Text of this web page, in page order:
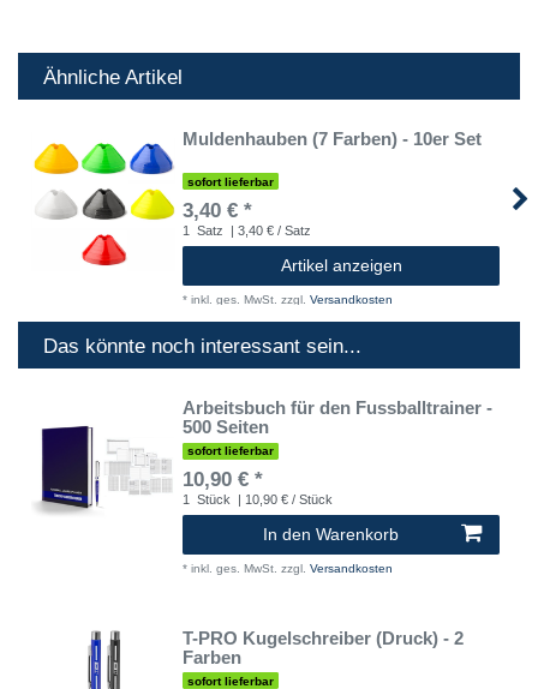
Ähnliche Artikel
Muldenhauben (7 Farben) - 10er Set
sofort lieferbar
3,40 € *
1 Satz | 3,40 € / Satz
Artikel anzeigen
* inkl. ges. MwSt. zzgl. Versandkosten
Das könnte noch interessant sein...
Arbeitsbuch für den Fussballtrainer -
500 Seiten
sofort lieferbar
10,90 € *
1 Stück | 10,90 € / Stück
In den Warenkorb
* inkl. ges. MwSt. zzgl. Versandkosten
T-PRO Kugelschreiber (Druck) - 2
Farben
sofort lieferbar